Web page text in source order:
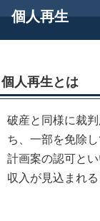
個人再生
個人再生とは
破産と同様に裁
ち、一部を免除
計画案の認可と
収入が見込まれ